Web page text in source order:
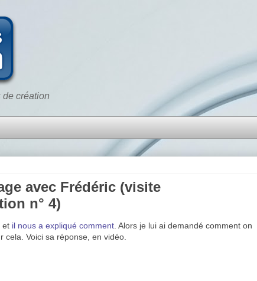
création
avec Frédéric (visite
n° 4)
et il nous a expliqué comment . Alors je lui ai demandé comment on
cela. Voici sa réponse, en vidéo.